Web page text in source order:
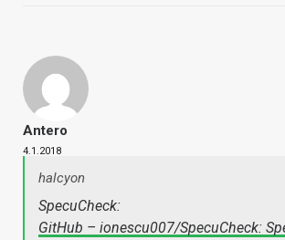
Antero
4.1.2018
halcyon
SpecuCheck:
GitHub – ionescu007/SpecuCheck: